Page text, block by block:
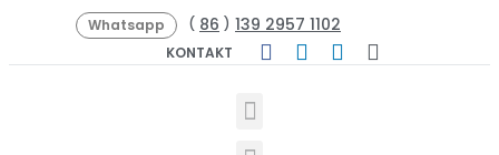
Whatsapp ( 86 ) 139 2957 1102
KONTAKT